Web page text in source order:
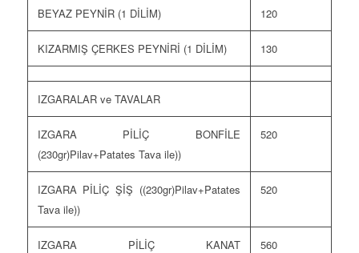
BEYAZ PEYNİR (1 DİLİM) 120
KIZARMIŞ ÇERKES PEYNİRİ (1 DİLİM) 130
IZGARALAR ve TAVALAR
IZGARA PİLİÇ BONFİLE
(230gr)Pilav+Patates Tava ile))
520
IZGARA PİLİÇ ŞİŞ ((230gr)Pilav+Patates
Tava ile))
520
IZGARA PİLİÇ KANAT
560